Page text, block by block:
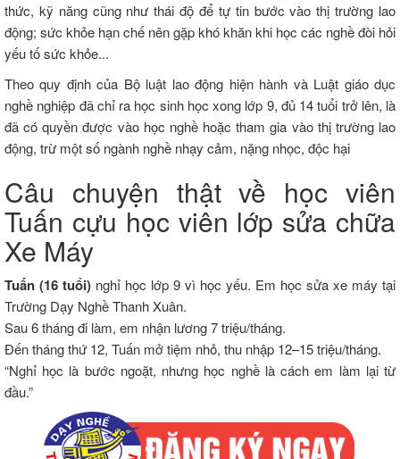
thức, kỹ năng cũng như thái độ để tự tin bước vào thị trường lao
động; sức khỏe hạn chế nên gặp khó khăn khi học các nghề đòi hỏi
yếu tố sức khỏe...
Theo quy định của Bộ luật lao động hiện hành và Luật giáo dục
nghề nghiệp đã chỉ ra học sinh học xong lớp 9, đủ 14 tuổi trở lên, là
đã có quyền được vào học nghề hoặc tham gia vào thị trường lao
động, trừ một số ngành nghề nhạy cảm, nặng nhọc, độc hại
Câu chuyện thật về học viên
Tuấn cựu học viên lớp sửa chữa
Xe Máy
Tuấn (16 tuổi) nghỉ học lớp 9 vì học yếu. Em học sửa xe máy tại
Trường Dạy NghềThanhXuân.
Sau6thángđi làm, em nhận lương7triệu/tháng.
Đếnthángthứ 12, Tuấn mởtiệm nhỏ, thu nhập 12–15triệu/tháng.
“Nghỉ học là bước ngoặt, nhưng học nghề làcáchem làm lạitừ
đầu.”